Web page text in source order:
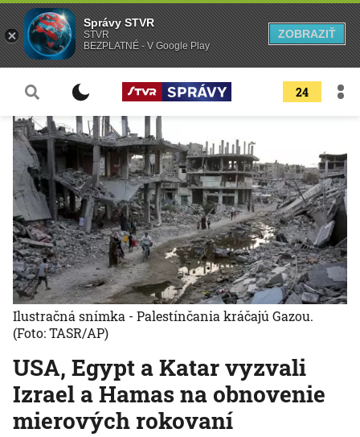
24
USA, Egypt a Katar vyzvali
Izrael a Hamas na obnovenie
mierových rokovaní
Ilustračná snímka - Palestínčania kráčajú Gazou.
(Foto: TASR/AP)
Správy STVR
STVR
BEZPLATNÉ - V Google Play
ZOBRAZIŤ